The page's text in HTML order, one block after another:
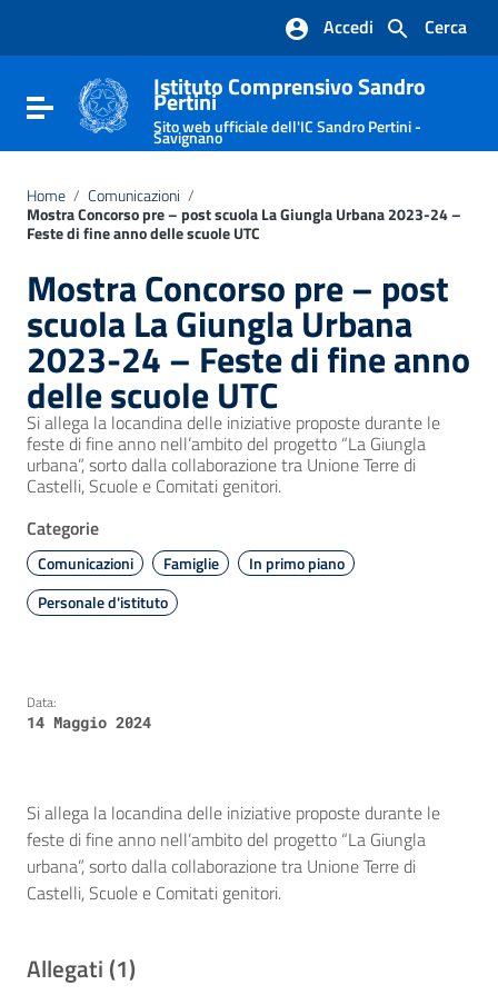
Vai al footer
Cerca
Accedi
Attiva / disattiva la navigazione
Istituto Comprensivo Sandro
Pertini
Sito web ufficiale dell'IC Sandro Pertini -
Savignano
Home / Comunicazioni /
Mostra Concorso pre – post scuola La Giungla Urbana 2023-24 –
Feste di fine anno delle scuole UTC
Mostra Concorso pre – post
scuola La Giungla Urbana
2023-24 – Feste di fine anno
delle scuole UTC
Si allega la locandina delle iniziative proposte durante le
feste di fine anno nell’ambito del progetto “La Giungla
urbana”, sorto dalla collaborazione tra Unione Terre di
Castelli, Scuole e Comitati genitori.
Categorie
Comunicazioni Famiglie
In primo piano
Personale d'istituto
Data:
14 Maggio 2024
Si allega la locandina delle iniziative proposte durante le
feste di fine anno nell’ambito del progetto “La Giungla
urbana”, sorto dalla collaborazione tra Unione Terre di
Castelli, Scuole e Comitati genitori.
Allegati (1)